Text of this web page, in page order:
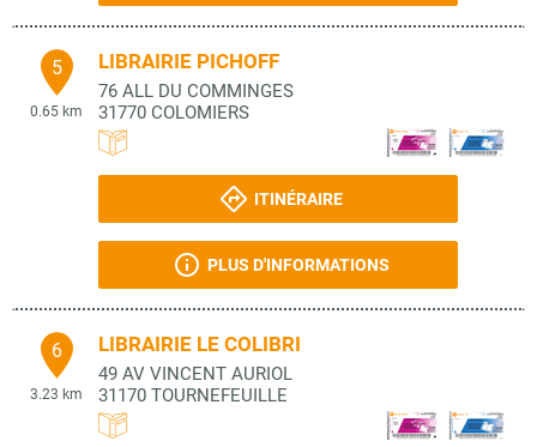
5
0.65 km
LIBRAIRIE PICHOFF
76 ALL DU COMMINGES
31770 COLOMIERS
ITINÉRAIRE
PLUS D'INFORMATIONS
6
3.23 km
LIBRAIRIE LE COLIBRI
49 AV VINCENT AURIOL
31170 TOURNEFEUILLE